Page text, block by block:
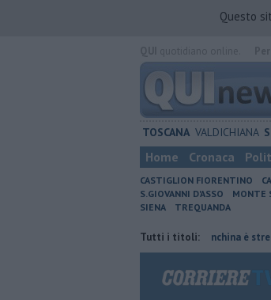
Questo
TOSCANA VALDICHIANA
Home Cronaca
CASTIGLION FIORENTINO
S.GIOVANNI D'ASSO
MONTE
SIENA
TREQUANDA
Tutti i titoli:
Autovelox, se la banchina è stretta la